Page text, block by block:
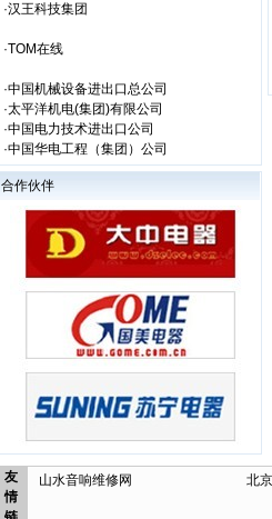
·汉王科技集团
·TOM在线
·中国机械设备进出口总公司
·太平洋机电(集团)有限公司
·中国电力技术进出口公司
·中国华电工程（集团）公司
合作伙伴
友
情
山水音响维修网 北